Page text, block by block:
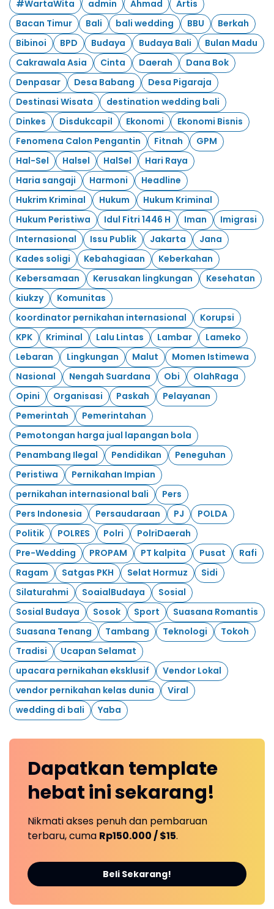
#WartaWita admin Ahmad
Artis
Bacan Timur
Bali bali wedding BBU
Berkah
Bibinoi
BPD Budaya Budaya Bali
Bulan Madu
Cakrawala Asia
Cinta Daerah
Dana Bok
Denpasar
Desa Babang
Desa Pigaraja
Destinasi Wisata
destination wedding bali
Dinkes
Disdukcapil Ekonomi
Ekonomi Bisnis
Fenomena Calon Pengantin
Fitnah
GPM
Hal-Sel
Halsel HalSel
Hari Raya
Haria sangaji
Harmoni
Headline
Hukrim Kriminal
Hukum
Hukum Kriminal
Hukum Peristiwa
Idul Fitri 1446 H Iman
Imigrasi
Internasional
Issu Publik Jakarta
Jana
Kades soligi
Kebahagiaan
Keberkahan
Kebersamaan
Kerusakan lingkungan
Kesehatan
kiukzy
Komunitas
koordinator pernikahan internasional
Korupsi
KPK
Kriminal Lalu Lintas Lambar
Lameko
Lebaran
Lingkungan Malut
Momen Istimewa
Nasional
Nengah Suardana Obi
OlahRaga
Opini
Organisasi Paskah
Pelayanan
Pemerintah
Pemerintahan
Pemotongan harga jual lapangan bola
Penambang Ilegal
Pendidikan
Peneguhan
Peristiwa
Pernikahan Impian
pernikahan internasional bali
Pers
Pers Indonesia
Persaudaraan PJ
POLDA
Politik
POLRES Polri
PolriDaerah
Pre-Wedding
PROPAM PT kalpita Pusat
Rafi
Ragam
Satgas PKH Selat Hormuz
Sidi
Silaturahmi
SoaialBudaya
Sosial
Sosial Budaya
Sosok Sport
Suasana Romantis
Suasana Tenang
Tambang Teknologi
Tokoh
Tradisi
Ucapan Selamat
upacara pernikahan eksklusif
Vendor Lokal
vendor pernikahan kelas dunia
Viral
wedding di bali
Yaba
Dapatkan template
hebat inisekarang!
Nikmati akses penuh dan pembaruan
terbaru, cuma Rp150.000 / $15.
Beli Sekarang!